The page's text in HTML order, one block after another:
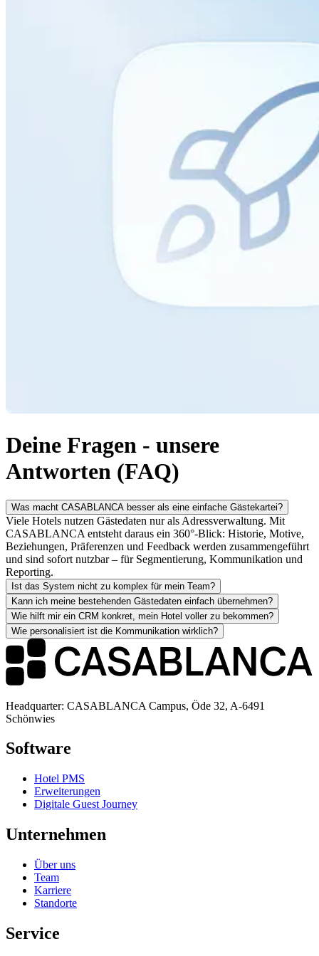
Deine Fragen - unsere
Antworten (FAQ)
Was macht CASABLANCA besser als eine einfache Gästekartei?
Viele Hotels nutzen Gästedaten nur als Adressverwaltung. Mit
CASABLANCA entsteht daraus ein 360°-Blick: Historie, Motive,
Beziehungen, Präferenzen und Feedback werden zusammengeführt
und sind sofort nutzbar – für Segmentierung, Kommunikation und
Reporting.
Ist das System nicht zu komplex für mein Team?
Kann ich meine bestehenden Gästedaten einfach übernehmen?
Wie hilft mir ein CRM konkret, mein Hotel voller zu bekommen?
Wie personalisiert ist die Kommunikation wirklich?
Headquarter: CASABLANCA Campus, Öde 32, A-6491
Schönwies
Software
Hotel PMS
Erweiterungen
Digitale Guest Journey
Unternehmen
Über uns
Team
Karriere
Standorte
Service